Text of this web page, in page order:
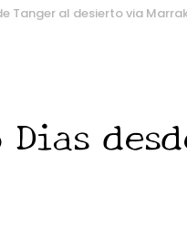
Tanger al desierto via
Dias